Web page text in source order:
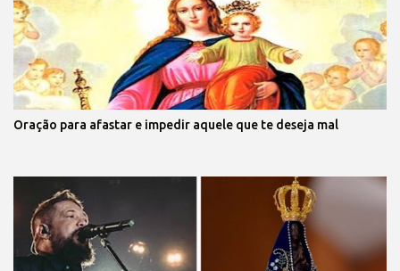
Oração para afastar e impedir aquele que te deseja mal